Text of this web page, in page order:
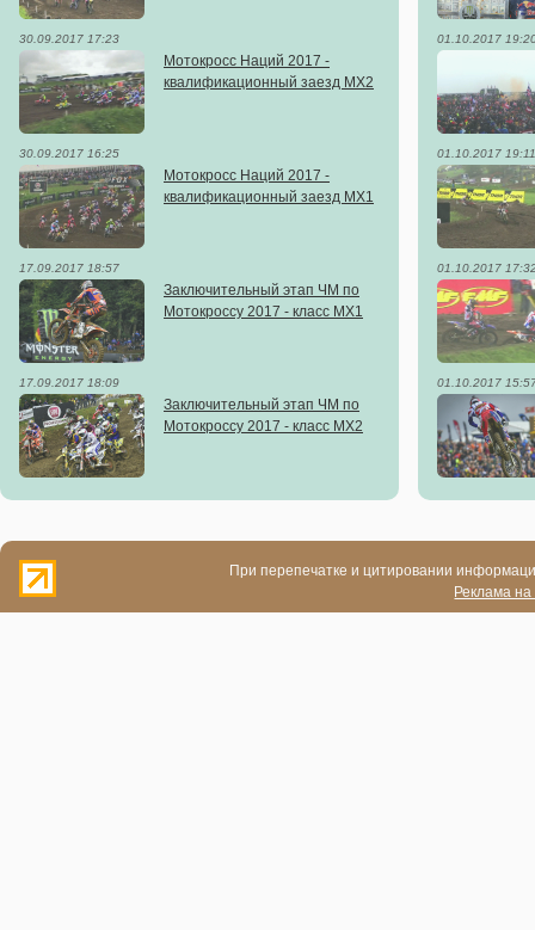
30.09.2017 17:23
Мотокросс Наций 2017 -
квалификационный заезд MX2
30.09.2017 16:25
Мотокросс Наций 2017 -
квалификационный заезд MX1
17.09.2017 18:57
Заключительный этап ЧМ по
Мотокроссу 2017 - класс MX1
17.09.2017 18:09
Заключительный этап ЧМ по
Мотокроссу 2017 - класс MX2
01.10.2017
01.10.2017 19:11
01.10.2017
01.10.2017
При перепечатке и цитировании
Реклама на